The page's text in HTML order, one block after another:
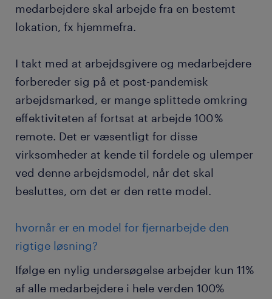
medarbejdere skal arbejde fra en bestemt
lokation, fx hjemmefra.
I takt med at arbejdsgivere og medarbejdere
forbereder sig på et post-pandemisk
arbejdsmarked, er mange splittede omkring
effektiviteten af fortsat at arbejde 100 %
remote. Det er væsentligt for disse
virksomheder at kende til fordele og ulemper
ved denne arbejdsmodel, når det skal
besluttes, om det er den rette model.
hvornår er en model for fjernarbejde den
rigtige løsning?
Ifølge en nylig undersøgelse arbejder kun 11%
af alle medarbejdere i hele verden 100%